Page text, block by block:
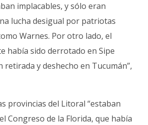
implacables, y sólo eran
lucha desigual por patriotas
Warnes. Por otro lado, el
había sido derrotado en Sipe
retirada y deshecho en Tucumán”,
provincias del Litoral “estaban
Congreso de la Florida, que había